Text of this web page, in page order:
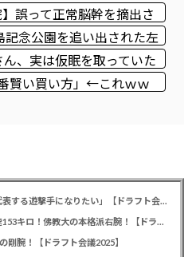
イント以上の爆増
】誤って正常脳幹を摘出さ
物状態だが意識は正常で
ると判明
記念公園を追い出された左
モすぎて炎上
ん、実は仮眠を取っていた
賢い買い方」←これｗｗ
カープドラ6西川篤夢！「日本を代表する遊撃手になりたい」【ドラフト会議2025】
カープドラ5赤木晴哉！191cm最速153キロ！佛教大の本格派右腕！【ドラフト会議2025】
剛腕！【ドラフト会議2025】